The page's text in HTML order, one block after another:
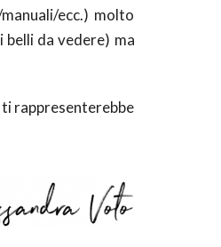
ecc.) molto
belli da vedere) ma
rappresenterebbe